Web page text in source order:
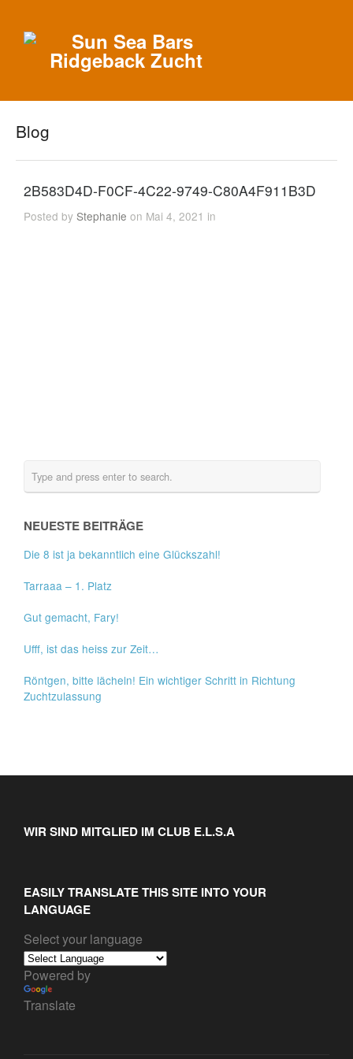
Blog
2B583D4D-F0CF-4C22-9749-C80A4F911B3D
Posted byStephanie on Mai 4, 2021 in
NEUESTE BEITRÄGE
Die 8 ist ja bekanntlich eine Glückszahl!
Tarraaa – 1. Platz
Gut gemacht, Fary!
Ufff, ist das heiss zur Zeit…
Röntgen, bitte lächeln! Ein wichtiger Schritt in Richtung
Zuchtzulassung
WIR SIND MITGLIED IM CLUB E.L.S.A
EASILY TRANSLATE THIS SITE INTO YOUR
LANGUAGE
Select your language
Powered by
Translate